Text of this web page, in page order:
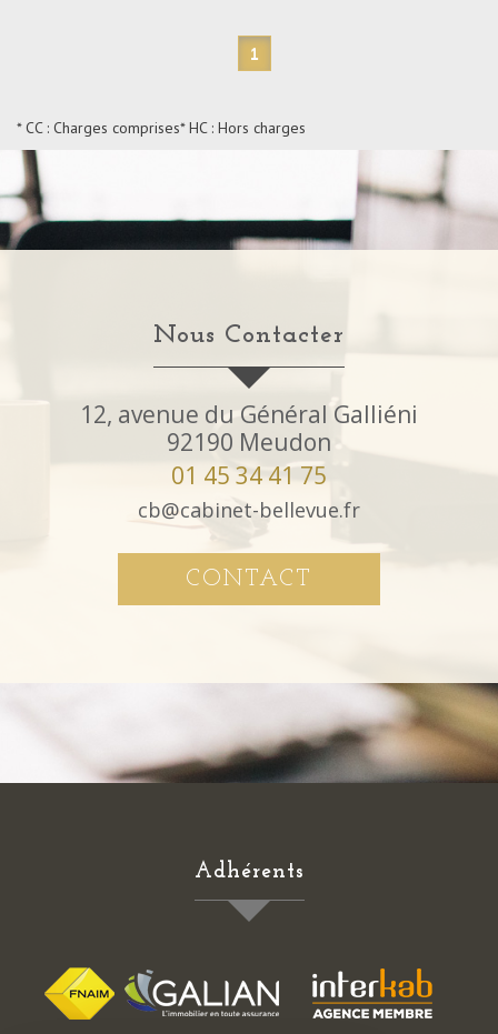
1
* CC : Charges comprises* HC : Hors charges
Nous Contacter
12, avenue du Général Galliéni
92190 Meudon
01 45 34 41 75
cb@cabinet-bellevue.fr
CONTACT
Adhérents